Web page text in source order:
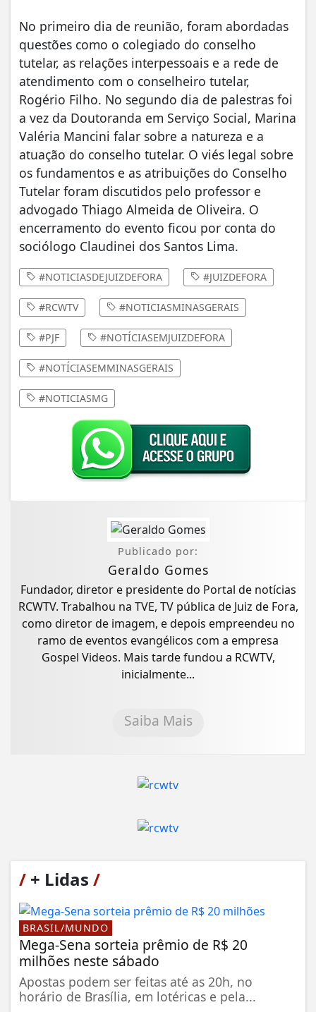
No primeiro dia de reunião, foram abordadas
questões como o colegiado do conselho
tutelar, as relações interpessoais e a rede de
atendimento com o conselheiro tutelar,
Rogério Filho. No segundo dia de palestras foi
a vez da Doutoranda em Serviço Social, Marina
Valéria Mancini falar sobre a natureza e a
atuação do conselho tutelar. O viés legal sobre
os fundamentos e as atribuições do Conselho
Tutelar foram discutidos pelo professor e
advogado Thiago Almeida de Oliveira. O
encerramento do evento ficou por conta do
sociólogo Claudinei dos Santos Lima.
#NOTICIASDEJUIZDEFORA #JUIZDEFORA
#RCWTV #NOTICIASMINASGERAIS
#PJF #NOTÍCIASEMJUIZDEFORA
#NOTÍCIASEMMINASGERAIS
#NOTICIASMG
Publicado por:
Geraldo Gomes
Fundador, diretor e presidente do Portal de notícias
RCWTV. Trabalhou na TVE, TV pública de Juiz de Fora,
como diretor de imagem, e depois empreendeu no
ramo de eventos evangélicos com a empresa
Gospel Videos. Mais tarde fundou a RCWTV,
inicialmente...
Saiba Mais
/ + Lidas /
BRASIL/MUNDO
Mega-Sena sorteia prêmio de R$ 20
milhões neste sábado
Apostas podem ser feitas até as 20h, no
horário de Brasília, em lotéricas e pela...